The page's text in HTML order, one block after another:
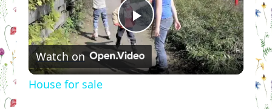
Play
Video
Watch on
House for sale